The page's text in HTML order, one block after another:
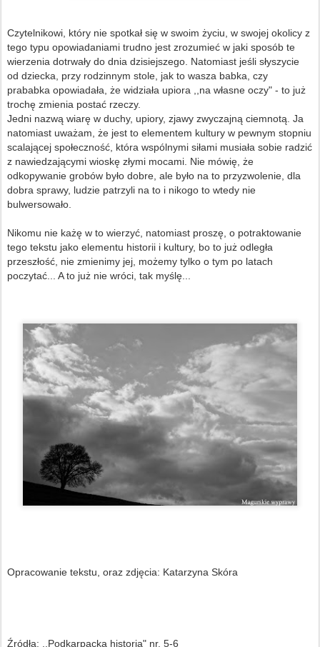
Czytelnikowi, który nie spotkał się w swoim życiu, w swojej okolicy z
tego typu opowiadaniami trudno jest zrozumieć w jaki sposób te
wierzenia dotrwały do dnia dzisiejszego. Natomiast jeśli słyszycie
od dziecka, przy rodzinnym stole, jak to wasza babka, czy
prababka opowiadała, że widziała upiora ,,na własne oczy" - to już
trochę zmienia postać rzeczy.
Jedni nazwą wiarę w duchy, upiory, zjawy zwyczajną ciemnotą. Ja
natomiast uważam, że jest to elementem kultury w pewnym stopniu
scalającej społeczność, która wspólnymi siłami musiała sobie radzić
z nawiedzającymi wioskę złymi mocami. Nie mówię, że
odkopywanie grobów było dobre, ale było na to przyzwolenie, dla
dobra sprawy, ludzie patrzyli na to i nikogo to wtedy nie
bulwersowało.
Nikomu nie każę w to wierzyć, natomiast proszę, o potraktowanie
tego tekstu jako elementu historii i kultury, bo to już odległa
przeszłość, nie zmienimy jej, możemy tylko o tym po latach
poczytać... A to już nie wróci, tak myślę...
Opracowanie tekstu, oraz zdjęcia: Katarzyna Skóra
Źródła: ,,Podkarpacka historia" nr. 5-6